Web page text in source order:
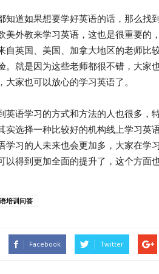
道如果想要学好英语的话，那么找
美外教来学习英语，这也是很重要的
自英国、美国、加拿大地区的老师比
。就是因为这些老师都很不错，大家
大家也可以放心的学习英语了。
语学习的方式和方法的人也很多，
实选择一种比较好的机构线上学习英
学习的人未来也会更加多，大家在学
以得到更加全面的提升了，这个方面
培训问答
Facebook Twitter